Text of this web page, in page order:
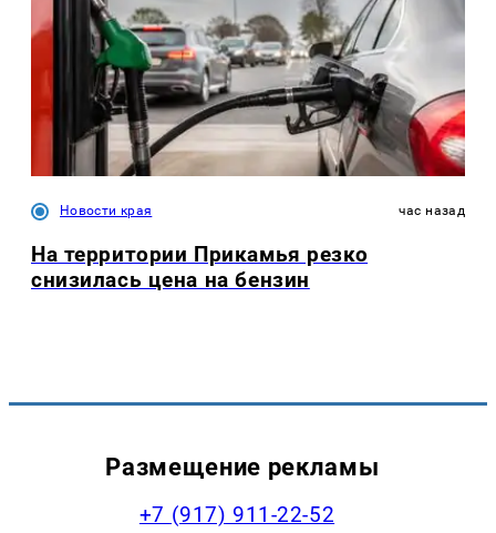
Новости края час назад
На территории Прикамья резко
снизилась цена на бензин
Размещение рекламы
+7 (917) 911-22-52